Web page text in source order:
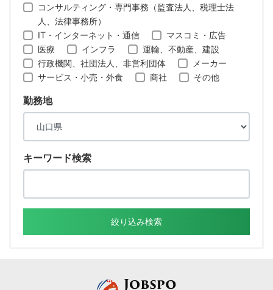
コンサルティング・専門事務（監査法人、税理士法
人、法律事務所）
IT・インターネット・通信
マスコミ・広告
医療
インフラ
運輸、不動産、建設
行政機関、社団法人、非営利団体
メーカー
サービス・小売・外食
商社 その他
勤務地
キーワード検索